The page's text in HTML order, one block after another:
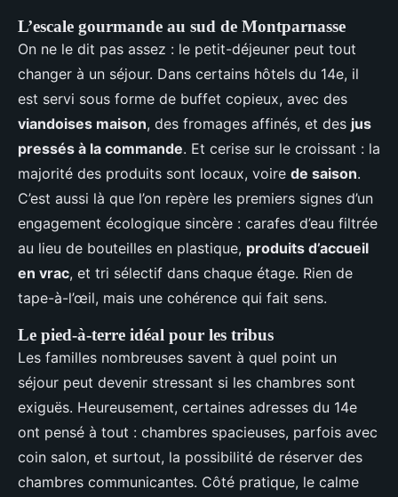
L’escale gourmande au sud de Montparnasse
On ne le dit pas assez : le petit-déjeuner peut tout
changer à un séjour. Dans certains hôtels du 14e, il
est servi sous forme de buffet copieux, avec des
viandoises maison, des fromages affinés, et des jus
pressés à la commande. Et cerise sur le croissant : la
majorité des produits sont locaux, voire de saison.
C’est aussi là que l’on repère les premiers signes d’un
engagement écologique sincère : carafes d’eau filtrée
au lieu de bouteilles en plastique, produits d’accueil
en vrac, et tri sélectif dans chaque étage. Rien de
tape-à-l’œil, mais une cohérence qui fait sens.
Le pied-à-terre idéal pour les tribus
Les familles nombreuses savent à quel point un
séjour peut devenir stressant si les chambres sont
exiguës. Heureusement, certaines adresses du 14e
ont pensé à tout : chambres spacieuses, parfois avec
coin salon, et surtout, la possibilité de réserver des
chambres communicantes. Côté pratique, le calme